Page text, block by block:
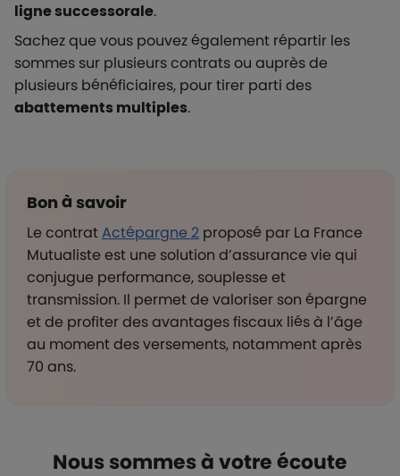
ligne successorale.
Sachez que vous pouvez également répartir les
sommes sur plusieurs contrats ou auprès de
plusieurs bénéficiaires, pour tirer parti des
abattements multiples.
Bon à savoir
Le contratActépargne 2 proposé par La France
Mutualiste est une solution d’assurance vie qui
conjugue performance, souplesse et
transmission. Il permet de valoriser son épargne
et de profiter des avantages fiscaux liés à l’âge
au moment des versements, notamment après
70 ans.
TitreNous sommes à votre écoute